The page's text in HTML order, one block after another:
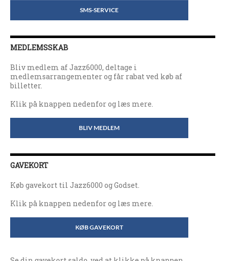
SMS-SERVICE
MEDLEMSSKAB
Bliv medlem af Jazz6000, deltage i
medlemsarrangementer og får rabat ved køb af
billetter.
Klik på knappen nedenfor og læs mere.
BLIV MEDLEM
GAVEKORT
Køb gavekort til Jazz6000 og Godset.
Klik på knappen nedenfor og læs mere.
KØB GAVEKORT